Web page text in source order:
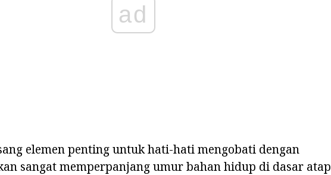
ad
elemen penting untuk hati-hati mengobati dengan
sangat memperpanjang umur bahan hidup di dasar atap